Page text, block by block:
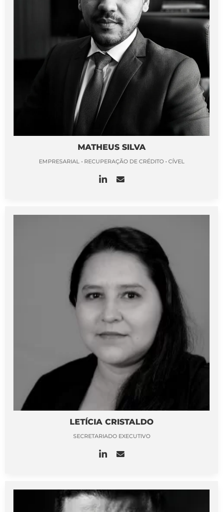
MATHEUS SILVA
EMPRESARIAL • RECUPERAÇÃO DE CRÉDITO • CÍVEL
LETÍCIA CRISTALDO
SECRETARIADO EXECUTIVO